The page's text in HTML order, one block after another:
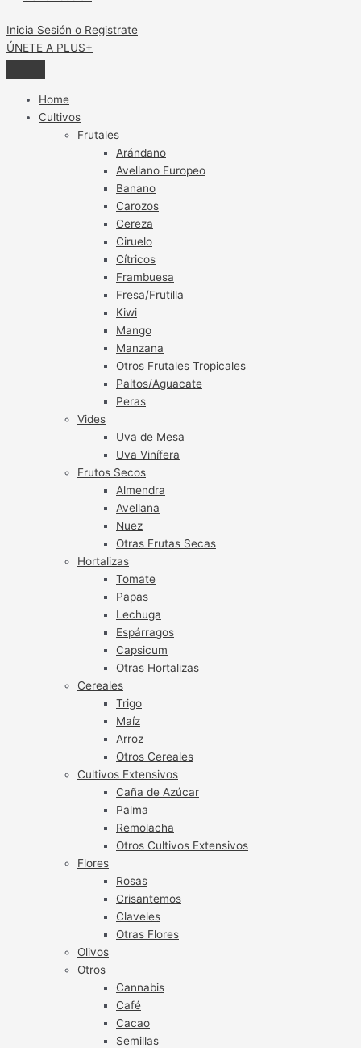
Inicia Sesión o Registrate
ÚNETE A PLUS+
Home
Cultivos
Frutales
Arándano
Avellano Europeo
Banano
Carozos
Cereza
Ciruelo
Cítricos
Frambuesa
Fresa/Frutilla
Kiwi
Mango
Manzana
Otros Frutales Tropicales
Paltos/Aguacate
Peras
Vides
Uva de Mesa
Uva Vinífera
Frutos Secos
Almendra
Avellana
Nuez
Otras Frutas Secas
Hortalizas
Tomate
Papas
Lechuga
Espárragos
Capsicum
Otras Hortalizas
Cereales
Trigo
Maíz
Arroz
Otros Cereales
Cultivos Extensivos
Caña de Azúcar
Palma
Remolacha
Otros Cultivos Extensivos
Flores
Rosas
Crisantemos
Claveles
Otras Flores
Olivos
Otros
Cannabis
Café
Cacao
Semillas